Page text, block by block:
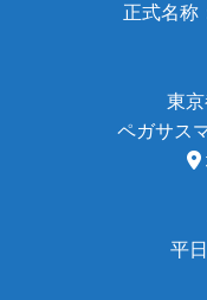
正式名称
東
ペガサス
平